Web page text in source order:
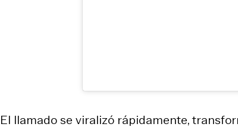
El llamado se viralizó rápidamente,